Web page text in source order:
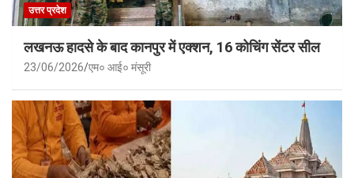
उत्तर प्रदेश
लखनऊ हादसे के बाद कानपुर में एक्शन, 16 कोचिंग सेंटर सील
23/06/2026 एम० आई० मंसूरी